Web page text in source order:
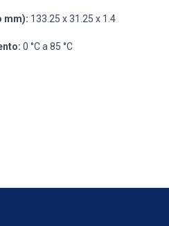
mm): 133.25 x 31.25 x 1.4
0 °C a 85 °C